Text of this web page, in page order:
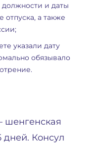
должности и даты
отпуска, а также
указали дату
обязывало
шенгенская
дней. Консул